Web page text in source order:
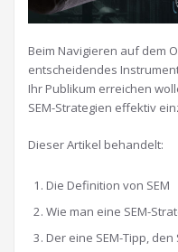
Beim Navigieren auf dem
entscheidendes
Ihr Publikum erreichen
SEM-Strategien effektiv
Dieser Artikel behandelt:
Die Definition von SEM
Wie man eine SEM-
Der eine SEM-Tipp,